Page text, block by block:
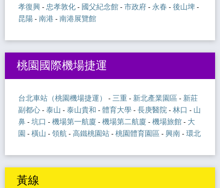
孝復興 - 忠孝敦化 - 國父紀念館 - 市政府 - 永春 - 後山埤 -
昆陽 - 南港 - 南港展覽館
桃園國際機場捷運
台北車站（桃園機場捷運） - 三重 - 新北產業園區 - 新莊
副都心 - 泰山 - 泰山貴和 - 體育大學 - 長庚醫院 - 林口 - 山
鼻 - 坑口 - 機場第一航廈 - 機場第二航廈 - 機場旅館 - 大
園 - 橫山 - 領航 - 高鐵桃園站 - 桃園體育園區 - 興南 - 環北
黃線